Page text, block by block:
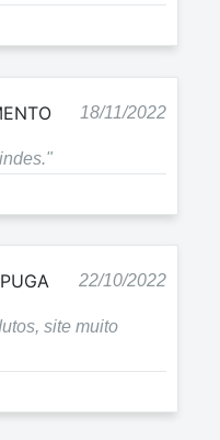
18/11/2022
22/10/2022
site muito